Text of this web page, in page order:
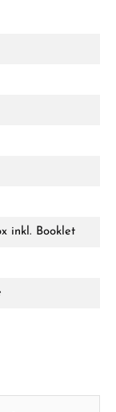
inkl. Booklet